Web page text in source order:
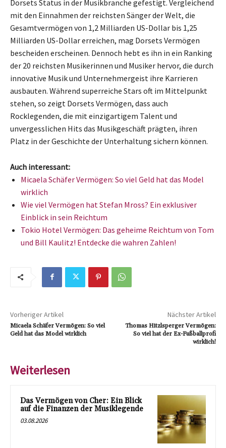
Dorsets Status in der Musikbranche gefestigt. Vergleichend
mit den Einnahmen der reichsten Sänger der Welt, die
Gesamtvermögen von 1,2 Milliarden US-Dollar bis 1,25
Milliarden US-Dollar erreichen, mag Dorsets Vermögen
bescheiden erscheinen. Dennoch hebt es ihn in ein Ranking
der 20 reichsten Musikerinnen und Musiker hervor, die durch
innovative Musik und Unternehmergeist ihre Karrieren
ausbauten. Während superreiche Stars oft im Mittelpunkt
stehen, so zeigt Dorsets Vermögen, dass auch
Rocklegenden, die mit einzigartigem Talent und
unvergesslichen Hits das Musikgeschäft prägten, ihren
Platz in der Geschichte der Unterhaltung sichern können.
Auch interessant:
Micaela Schäfer Vermögen: So viel Geld hat das Model
wirklich
Wie viel Vermögen hat Stefan Mross? Ein exklusiver
Einblick in sein Reichtum
Tokio Hotel Vermögen: Das geheime Reichtum von Tom
und Bill Kaulitz! Entdecke die wahren Zahlen!
Vorheriger Artikel
Micaela Schäfer Vermögen: So viel
Geld hat das Model wirklich
Nächster Artikel
Thomas Hitzlsperger Vermögen:
So viel hat der Ex-Fußballprofi
wirklich!
Weiterlesen
Das Vermögen von Cher: Ein Blick
auf die Finanzen der Musiklegende
03.08.2026